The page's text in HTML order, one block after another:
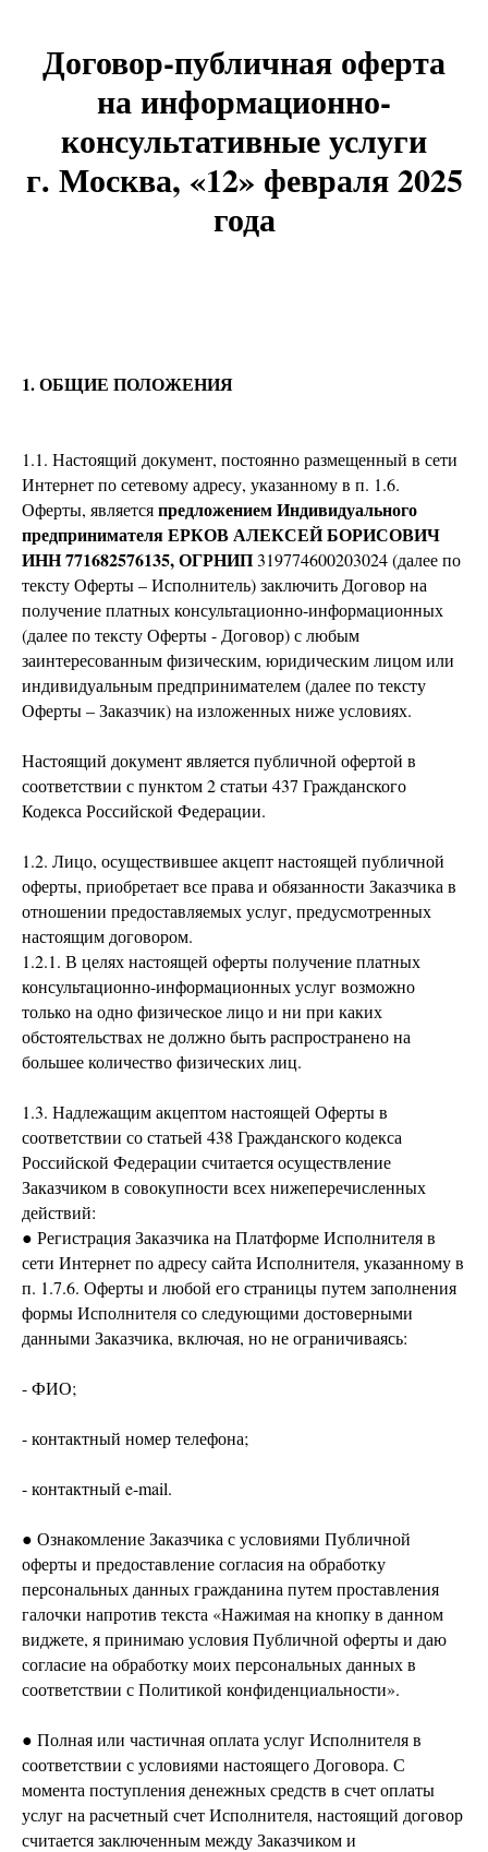
Договор-публичная оферта
на информационно-
консультативные услуги
г. Москва, «12» февраля 2025
года
1.ОБЩИЕ ПОЛОЖЕНИЯ
1.1. Настоящий документ, постоянно размещенный в сети
Интернет по сетевому адресу, указанному в п. 1.6.
Оферты, являетсяпредложением Индивидуального
предпринимателя ЕРКОВ АЛЕКСЕЙ БОРИСОВИЧ
ИНН 771682576135, ОГРНИП319774600203024 (далее по
тексту Оферты – Исполнитель) заключить Договор на
получение платных консультационно-информационных
(далее по тексту Оферты - Договор) с любым
заинтересованным физическим, юридическим лицом или
индивидуальным предпринимателем (далее по тексту
Оферты – Заказчик) на изложенных ниже условиях.
Настоящий документ является публичной офертой в
соответствии с пунктом 2 статьи 437 Гражданского
Кодекса Российской Федерации.
1.2. Лицо, осуществившее акцепт настоящей публичной
оферты, приобретает все права и обязанности Заказчика в
отношении предоставляемых услуг, предусмотренных
настоящим договором.
1.2.1. В целях настоящей оферты получение платных
консультационно-информационных услуг возможно
только на одно физическое лицо и ни при каких
обстоятельствах не должно быть распространено на
большее количество физических лиц.
1.3. Надлежащим акцептом настоящей Оферты в
соответствии со статьей 438 Гражданского кодекса
Российской Федерации считается осуществление
Заказчиком в совокупности всех нижеперечисленных
действий:
● Регистрация Заказчика на Платформе Исполнителя в
сети Интернет по адресу сайта Исполнителя, указанному в
п. 1.7.6. Оферты и любой его страницы путем заполнения
формы Исполнителя со следующими достоверными
данными Заказчика, включая, но не ограничиваясь:
- ФИО;
- контактный номер телефона;
- контактный e-mail.
● Ознакомление Заказчика с условиями Публичной
оферты и предоставление согласия на обработку
персональных данных гражданина путем проставления
галочки напротив текста «Нажимая на кнопку в данном
виджете, я принимаю условия Публичной оферты и даю
согласие на обработку моих персональных данных в
соответствии с Политикой конфиденциальности».
● Полная или частичная оплата услуг Исполнителя в
соответствии с условиями настоящего Договора. С
момента поступления денежных средств в счет оплаты
услуг на расчетный счет Исполнителя, настоящий договор
считается заключенным между Заказчиком и